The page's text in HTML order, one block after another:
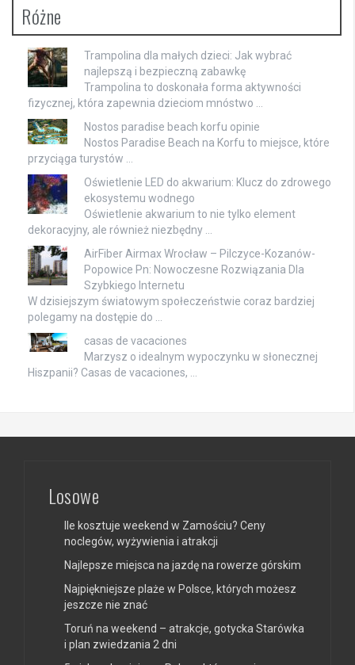
Różne
Trampolina dla małych dzieci: Jak wybrać
najlepszą i bezpieczną zabawkę
Trampolina to doskonała forma aktywności
fizycznej, która zapewnia dzieciom mnóstwo …
Nostos paradise beach korfu opinie
Nostos Paradise Beach na Korfu to miejsce, które
przyciąga turystów …
Oświetlenie LED do akwarium: Klucz do zdrowego
ekosystemu wodnego
Oświetlenie akwarium to nie tylko element
dekoracyjny, ale również niezbędny …
AirFiber Airmax Wrocław – Pilczyce-Kozanów-
Popowice Pn: Nowoczesne Rozwiązania Dla
Szybkiego Internetu
W dzisiejszym światowym społeczeństwie coraz bardziej
polegamy na dostępie do …
casas de vacaciones
Marzysz o idealnym wypoczynku w słonecznej
Hiszpanii? Casas de vacaciones, …
Losowe
Ile kosztuje weekend w Zamościu? Ceny
noclegów, wyżywienia i atrakcji
Najlepsze miejsca na jazdę na rowerze górskim
Najpiękniejsze plaże w Polsce, których możesz
jeszcze nie znać
Toruń na weekend – atrakcje, gotycka Starówka
i plan zwiedzania 2 dni